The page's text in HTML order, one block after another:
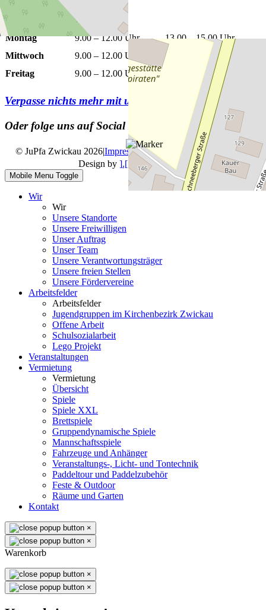
Öffnungszeiten
Montag 9.00 – 12.00 Uhr
13.00 – 15.00 Uhr
Mittwoch
9.00 – 12.00 Uhr
13.00 – 15.00 Uhr
Freitag
9.00 – 12.00 Uhr
Verpasse nichts mehr mit unserem
Newsletter
Oder folge uns auf Social Media
© JuPfa Zwickau 2026|Impressum|Datenschutz|
Design by ].[ mediengestalter
Mobile Menu Toggle
Wir
Wir
Unsere Standorte
Unsere Freiwilligen
Unser Auftrag
Unser Team
Unsere Verantwortungsträger
Unsere freien Stellen
Unsere Fördervereine
Arbeitsfelder
Arbeitsfelder
Jugendgruppen im Kirchenbezirk Zwickau
Offene Arbeit
Schulsozialarbeit
Lego Projekt
Veranstaltungen
Vermietung
Vermietung
Übersicht
Spiele
Spiele XXL
Brettspiele
Gruppendynamische Spiele
Mannschaftsspiele
Fahrzeuge und Anhänger
Veranstaltungs-, Licht- und Tontechnik
Paddeltour und Paddelzubehör
Feste & Outdoor
Räume und Garten
Kontakt
×
×
Warenkorb
×
×